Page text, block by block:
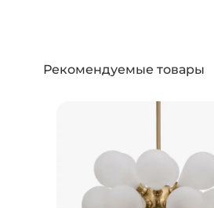
Рекомендуемые товары